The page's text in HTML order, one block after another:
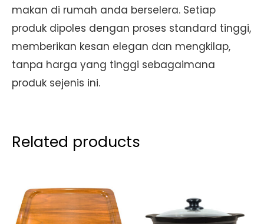
makan di rumah anda berselera. Setiap
produk dipoles dengan proses standard tinggi,
memberikan kesan elegan dan mengkilap,
tanpa harga yang tinggi sebagaimana
produk sejenis ini.
Related products